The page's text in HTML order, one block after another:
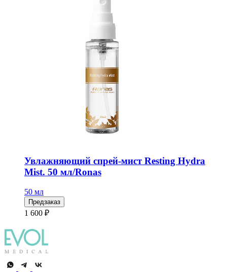
Увлажняющий спрей-мист Resting Hydra
Mist. 50 мл/Ronas
50 мл
Предзаказ
1 600 ₽